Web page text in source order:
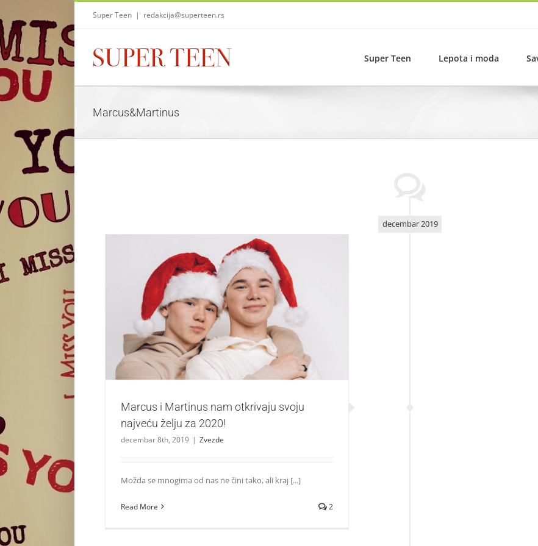
to
content
Super Teen | redakcija@superteen.rs
Super Teen Lepota i moda
Marcus&Martinus
decembar 2019
Marcus i Martinus nam otkrivaju svoju najveću želju za
2020!
Zvezde
Marcus i Martinus nam otkrivaju svoju
najveću želju za 2020!
decembar 8th, 2019 | Zvezde
Možda se mnogima od nas ne čini tako, ali kraj [...]
Read More 2